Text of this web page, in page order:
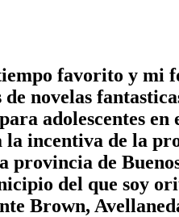
favorito y mi
novelas
adolescentes
la incentiva de la
de
del que soy
Brown,